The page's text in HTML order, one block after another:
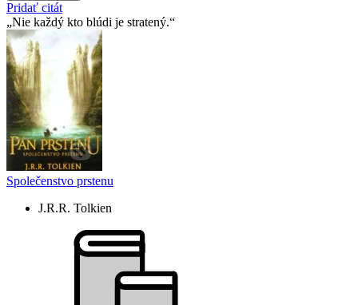
Pridať citát
Nie každý kto blúdi je stratený.
Společenstvo prstenu
J.R.R. Tolkien